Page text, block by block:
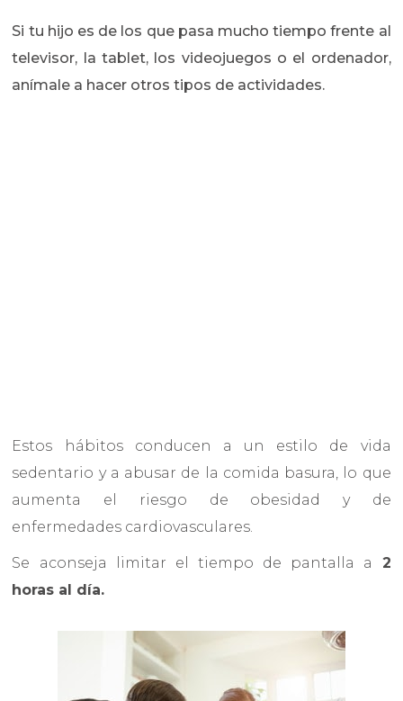
Si tu hijo es de los que pasa mucho tiempo frente al
televisor, la tablet, los videojuegos o el ordenador,
anímale a hacer otros tipos de actividades.
Estos hábitos conducen a un estilo de vida
sedentario y a abusar de la comida basura, lo que
aumenta el riesgo de obesidad y de
enfermedades cardiovasculares.
Se aconseja limitar el tiempo de pantalla a 2
horas al día.